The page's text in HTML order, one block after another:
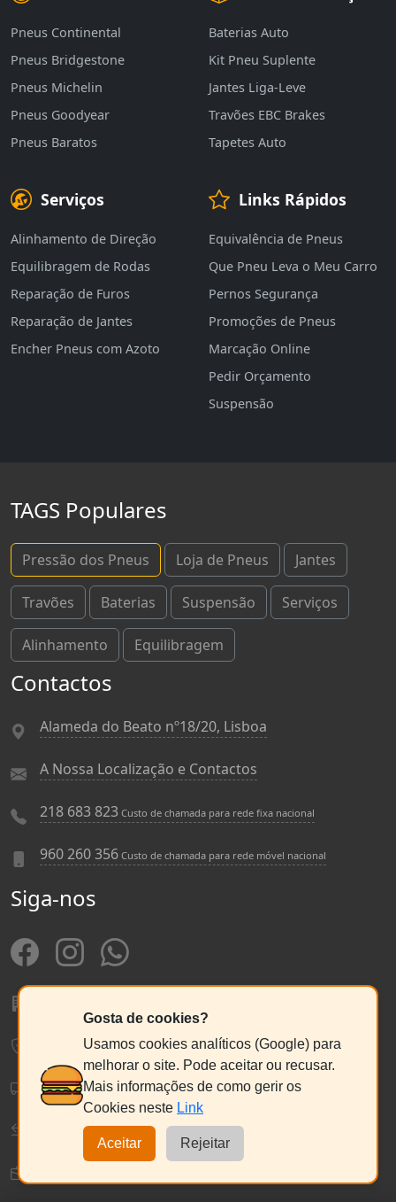
Pneus Continental
Pneus Bridgestone
Pneus Michelin
Pneus Goodyear
Pneus Baratos
Baterias Auto
Kit Pneu Suplente
Jantes Liga-Leve
Travões EBC Brakes
Tapetes Auto
Serviços
Alinhamento de Direção
Equilibragem de Rodas
Reparação de Furos
Reparação de Jantes
Encher Pneus com Azoto
Links Rápidos
Equivalência de Pneus
Que Pneu Leva o Meu Carro
Pernos Segurança
Promoções de Pneus
Marcação Online
Pedir Orçamento
Suspensão
TAGS Populares
Pressão dos Pneus Loja de Pneus Jantes
Travões Baterias Suspensão Serviços
Alinhamento Equilibragem
Contactos
Alameda do Beato nº18/20, Lisboa
A Nossa Localização e Contactos
218 683 823 Custo de chamada para rede fixa nacional
960 260 356 Custo de chamada para rede móvel nacional
Siga-nos
Política de Privacidade e Cookies
Envios, Pagamentos e Ecovalor
Política de Devolução e Reembolso
Gosta de cookies?
Usamos cookies analíticos (Google) para
melhorar o site. Pode aceitar ou recusar.
Mais informações de como gerir os
Cookies neste Link
Aceitar Rejeitar